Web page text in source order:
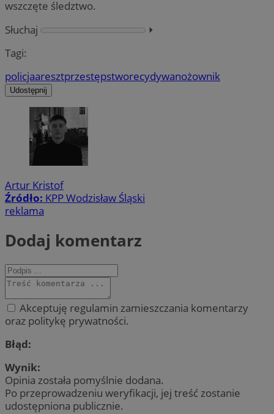
wszczęte śledztwo.
Słuchaj
⏵︎
Tagi:
policjaaresztprzestępstworecydywanożownik
Udostępnij
Artur Kristof
Źródło: KPP Wodzisław Śląski
reklama
Dodaj komentarz
Akceptuję regulamin zamieszczania komentarzy
oraz politykę prywatności.
Błąd:
Wynik:
Opinia została pomyślnie dodana.
Po przeprowadzeniu weryfikacji, jej treść zostanie
udostępniona publicznie.